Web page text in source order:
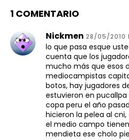
1 COMENTARIO
Nickmen 28/05/2010
lo que pasa esque
cuenta que los
mucho más que esos
mediocampistas
botos, hay jugadores
estuvieron en
copa peru el año
hicieron la pelea al
el medio campo
mendieta ese cholo